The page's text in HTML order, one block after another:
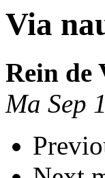
Via
Rein de
Ma Sep